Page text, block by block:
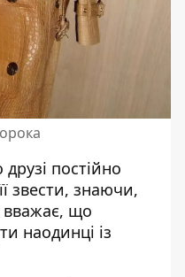
друзі постійно
звести, знаючи,
що
наодинці із